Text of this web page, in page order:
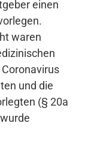
einen
waren
und die
(§ 20a